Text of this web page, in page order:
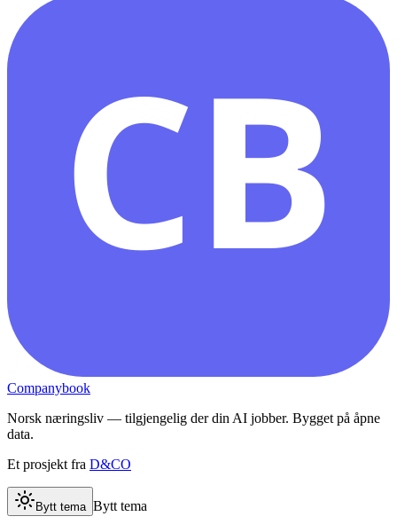
CB
Companybook
Norsk næringsliv — tilgjengelig der din AI jobber. Bygget på åpne
data.
Et prosjekt fra D&CO
Bytt tema Bytt tema